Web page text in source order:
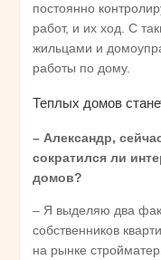
постоянно
работ, и их ход. С
жильцами и
работы по дому.
Теплых домов
– Александр,
сократился ли
домов?
– Я выделяю два
собственников
на рынке